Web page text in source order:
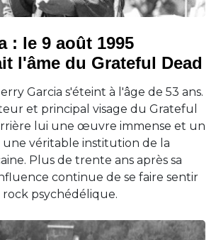
: le 9 août 1995
l'âme du Grateful Dead
Garcia s'éteint à l'âge de 53 ans.
et principal visage du Grateful
lui une œuvre immense et un
véritable institution de la
Plus de trente ans après sa
continue de se faire sentir
psychédélique.